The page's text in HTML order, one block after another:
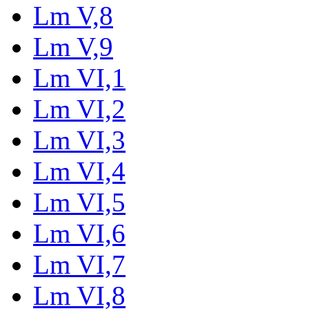
Lm V,8
Lm V,9
Lm VI,1
Lm VI,2
Lm VI,3
Lm VI,4
Lm VI,5
Lm VI,6
Lm VI,7
Lm VI,8